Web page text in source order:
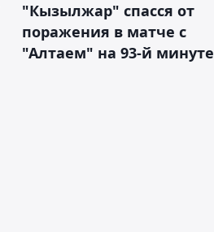
"Кызылжар" спасся от
поражения в матче с
"Алтаем" на 93-й минуте